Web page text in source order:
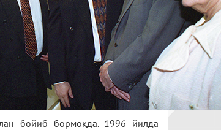
бойиб бормоқда. 1996 йилда